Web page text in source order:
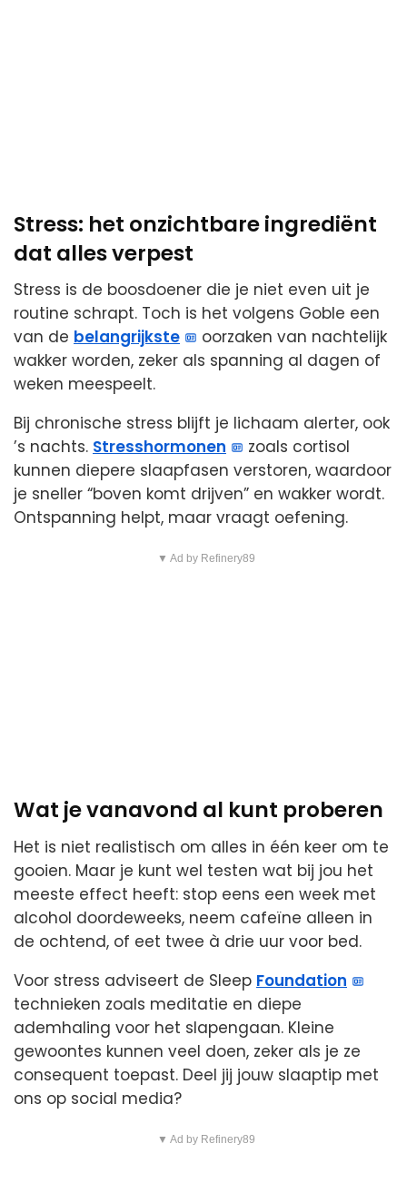
Stress: het onzichtbare ingrediënt
dat alles verpest
Stress is de boosdoener die je niet even uit je
routine schrapt. Toch is het volgens Goble een
van de belangrijkste
oorzaken van nachtelijk
wakker worden, zeker als spanning al dagen of
weken meespeelt.
Bij chronische stress blijft je lichaam alerter, ook
’s nachts. Stresshormonen
zoals cortisol
kunnen diepere slaapfasen verstoren, waardoor
je sneller “boven komt drijven” en wakker wordt.
Ontspanning helpt, maar vraagt oefening.
▼ Ad by Refinery89
Wat je vanavond al kunt proberen
Het is niet realistisch om alles in één keer om te
gooien. Maar je kunt wel testen wat bij jou het
meeste effect heeft: stop eens een week met
alcohol doordeweeks, neem cafeïne alleen in
de ochtend, of eet twee à drie uur voor bed.
Voor stress adviseert de Sleep Foundation
technieken zoals meditatie en diepe
ademhaling voor het slapengaan. Kleine
gewoontes kunnen veel doen, zeker als je ze
consequent toepast. Deel jij jouw slaaptip met
ons op social media?
▼ Ad by Refinery89